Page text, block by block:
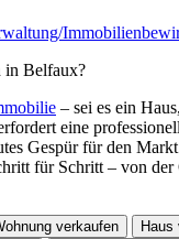
in Belfaux?
– sei es ein
eine
Gespür für den
für Schritt – von
verkaufen
Haus